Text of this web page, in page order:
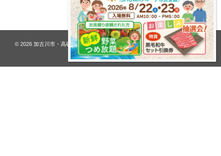
プライバシーポリシー
© 2026 加古川市・高砂市 夢リフォーム ウオハシ – 創業128年の老舗. All rights
reserved.